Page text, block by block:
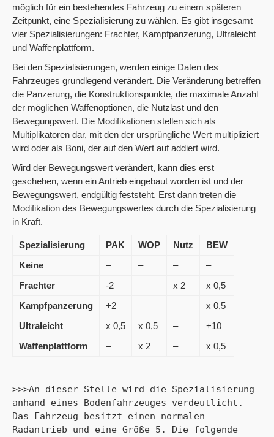
möglich für ein bestehendes Fahrzeug zu einem späteren
Zeitpunkt, eine Spezialisierung zu wählen. Es gibt insgesamt
vier Spezialisierungen: Frachter, Kampfpanzerung, Ultraleicht
und Waffenplattform.
Bei den Spezialisierungen, werden einige Daten des
Fahrzeuges grundlegend verändert. Die Veränderung betreffen
die Panzerung, die Konstruktionspunkte, die maximale Anzahl
der möglichen Waffenoptionen, die Nutzlast und den
Bewegungswert. Die Modifikationen stellen sich als
Multiplikatoren dar, mit den der ursprüngliche Wert multipliziert
wird oder als Boni, der auf den Wert auf addiert wird.
Wird der Bewegungswert verändert, kann dies erst
geschehen, wenn ein Antrieb eingebaut worden ist und der
Bewegungswert, endgültig feststeht. Erst dann treten die
Modifikation des Bewegungswertes durch die Spezialisierung
in Kraft.
Spezialisierung PAK WOP Nutz
BEW
Keine
– – –
–
Frachter
-2 – x 2
x 0,5
Kampfpanzerung
+2 – –
x 0,5
Ultraleicht
x 0,5 x 0,5 –
+10
Waffenplattform
– x 2 – x 0,5
>>>An dieser Stelle wird die Spezialisierung
anhand eines Bodenfahrzeuges verdeutlicht.
Das Fahrzeug besitzt einen normalen
Radantrieb und eine Größe 5. Die folgende